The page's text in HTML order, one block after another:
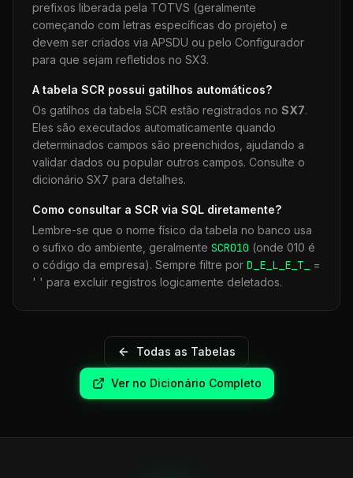
prefixos liberada pela TOTVS (geralmente
começando com letras específicas do projeto) e
devem ser criados via APSDU ou pelo Configurador
para que sejam refletidos no SX3.
A tabela SCR possui gatilhos automáticos?
Os gatilhos da tabela SCR estão registrados no SX7.
Eles são executados automaticamente quando
determinados campos são preenchidos, ajudando a
validar dados ou popular outros campos. Consulte o
dicionário SX7 para detalhes.
Como consultar a SCR via SQL diretamente?
Lembre-se que o nome físico da tabela no banco usa
o sufixo do ambiente, geralmente SCR010 (onde 010 é
o código da empresa). Sempre filtre por D_E_L_E_T_
=
' ' para excluir registros logicamente deletados.
Todas as Tabelas
Ver no Dicionário Completo